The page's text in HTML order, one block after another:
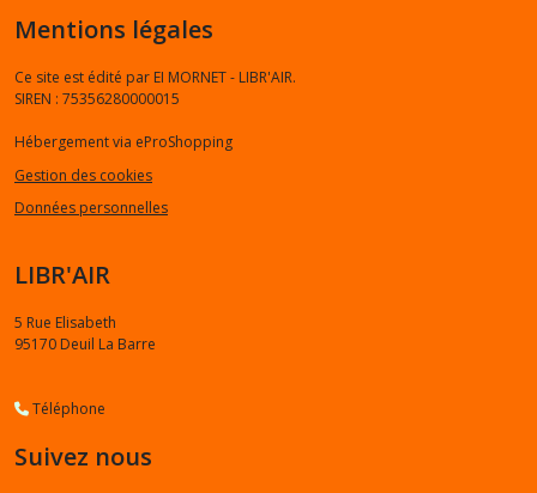
Mentions légales
Ce site est édité par EI MORNET - LIBR'AIR.
SIREN : 75356280000015
Hébergement via eProShopping
Gestion des cookies
Données personnelles
LIBR'AIR
5 Rue Elisabeth
95170 Deuil La Barre
Téléphone
Suivez nous